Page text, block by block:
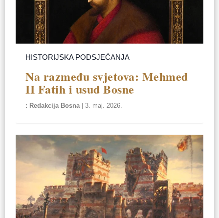
HISTORIJSKA PODSJEĆANJA
Na razmeđu svjetova: Mehmed
II Fatih i usud Bosne
Redakcija Bosna|3. maj. 2026.